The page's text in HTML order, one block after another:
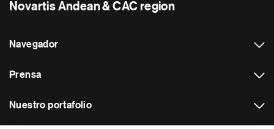
Novartis Andean & CAC region
Navegador
Prensa
Nuestro portafolio